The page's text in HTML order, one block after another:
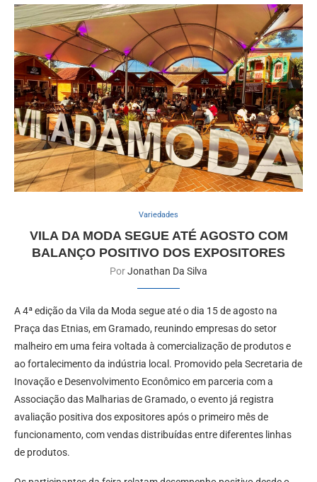
Variedades
VILA DA MODA SEGUE ATÉ AGOSTO COM
BALANÇO POSITIVO DOS EXPOSITORES
PorJonathan Da Silva
A 4ª edição da Vila da Moda segue até o dia 15 de agosto na
Praça das Etnias, em Gramado, reunindo empresas do setor
malheiro em uma feira voltada à comercialização de produtos e
ao fortalecimento da indústria local. Promovido pela Secretaria de
Inovação e Desenvolvimento Econômico em parceria com a
Associação das Malharias de Gramado, o evento já registra
avaliação positiva dos expositores após o primeiro mês de
funcionamento, com vendas distribuídas entre diferentes linhas
de produtos.